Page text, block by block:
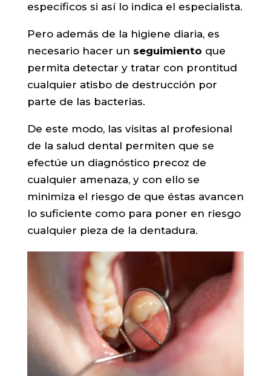
específicos si así lo indica el especialista.
Pero además de la higiene diaria, es
necesario hacer un seguimiento que
permita detectar y tratar con prontitud
cualquier atisbo de destrucción por
parte de las bacterias.
De este modo, las visitas al profesional
de la salud dental permiten que se
efectúe un diagnóstico precoz de
cualquier amenaza, y con ello se
minimiza el riesgo de que éstas avancen
lo suficiente como para poner en riesgo
cualquier pieza de la dentadura.